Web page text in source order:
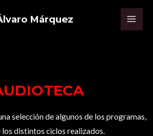
Márquez
selección de algunos de los programas,
los distintos ciclos realizados.